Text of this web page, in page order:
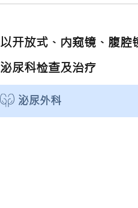
以开放式、内窥镜、腹
泌尿科检查及治疗
泌尿外科